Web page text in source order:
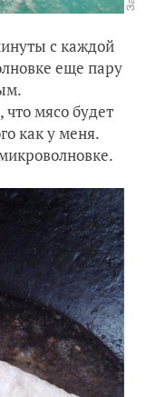
с каждой
еще пару
что мясо будет
как у меня.